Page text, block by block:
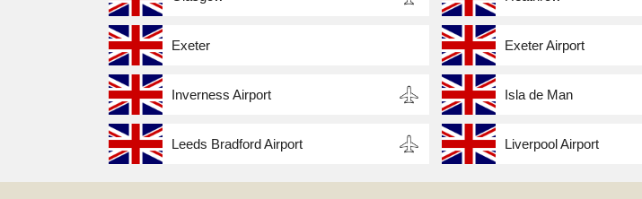
Exeter Exeter Airport
Inverness Airport Isla de Man
Leeds Bradford Airport Liverpool Airport